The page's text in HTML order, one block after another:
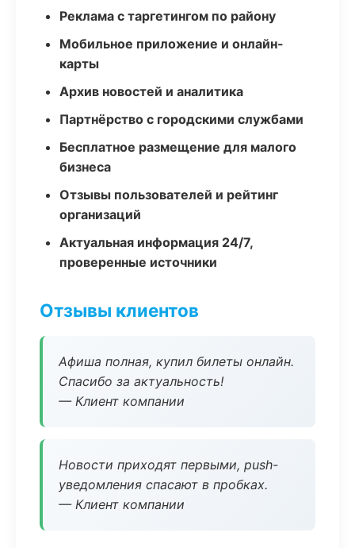
Реклама с таргетингом по району
Мобильное приложение и онлайн-
карты
Архив новостей и аналитика
Партнёрство с городскими службами
Бесплатное размещение для малого
бизнеса
Отзывы пользователей и рейтинг
организаций
Актуальная информация 24/7,
проверенные источники
Отзывы клиентов
Афиша полная, купил билеты онлайн.
Спасибо за актуальность!
— Клиент компании
Новости приходят первыми, push-
уведомления спасают в пробках.
— Клиент компании